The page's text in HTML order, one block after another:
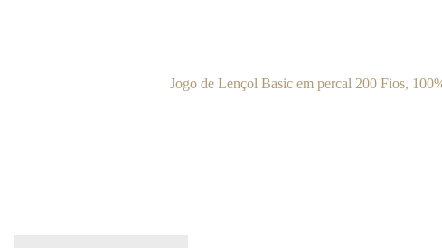
Jogo de Lençol Basic em percal 200 Fios,